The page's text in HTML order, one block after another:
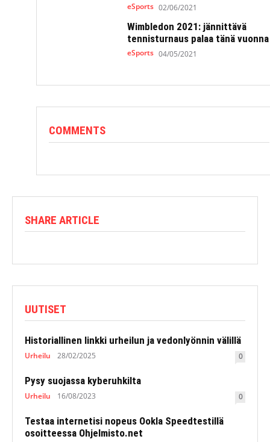
eSports 02/06/2021
Wimbledon 2021: jännittävä
tennisturnaus palaa tänä vuonna
eSports 04/05/2021
COMMENTS
SHARE ARTICLE
UUTISET
Historiallinen linkki urheilun ja vedonlyönnin välillä
Urheilu 28/02/2025 0
Pysy suojassa kyberuhkilta
Urheilu 16/08/2023 0
Testaa internetisi nopeus Ookla Speedtestillä
osoitteessa Ohjelmisto.net